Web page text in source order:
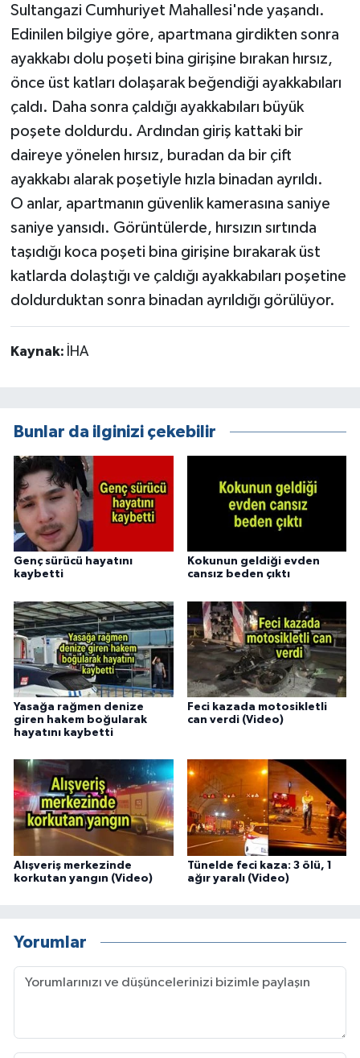
Sultangazi Cumhuriyet Mahallesi'nde yaşandı.
Edinilen bilgiye göre, apartmana girdikten sonra
ayakkabı dolu poşeti bina girişine bırakan hırsız,
önce üst katları dolaşarak beğendiği ayakkabıları
çaldı. Daha sonra çaldığı ayakkabıları büyük
poşete doldurdu. Ardından giriş kattaki bir
daireye yönelen hırsız, buradan da bir çift
ayakkabı alarak poşetiyle hızla binadan ayrıldı.
O anlar, apartmanın güvenlik kamerasına saniye
saniye yansıdı. Görüntülerde, hırsızın sırtında
taşıdığı koca poşeti bina girişine bırakarak üst
katlarda dolaştığı ve çaldığı ayakkabıları poşetine
doldurduktan sonra binadan ayrıldığı görülüyor.
Kaynak: İHA
Bunlar da ilginizi çekebilir
Genç sürücü hayatını
kaybetti
Kokunun geldiği evden
cansız beden çıktı
Yasağa rağmen denize
giren hakem boğularak
hayatını kaybetti
Feci kazada motosikletli
can verdi (Video)
Alışveriş merkezinde
korkutan yangın (Video)
Tünelde feci kaza: 3 ölü, 1
ağır yaralı (Video)
Yorumlar